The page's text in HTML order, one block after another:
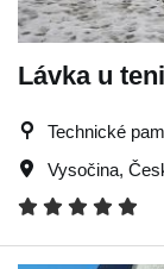
Lávka u
Technické
Vysočina,